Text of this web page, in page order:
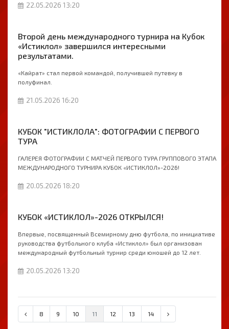
22.05.2026 13:20
Второй день международного турнира на Кубок
«Истиклол» завершился интересными
результатами.
«Кайрат» стал первой командой, получившей путевку в
полуфинал.
21.05.2026 16:20
КУБОК "ИСТИКЛОЛА": ФОТОГРАФИИ С ПЕРВОГО
ТУРА
ГАЛЕРЕЯ ФОТОГРАФИИ С МАТЧЕЙ ПЕРВОГО ТУРА ГРУППОВОГО ЭТАПА
МЕЖДУНАРОДНОГО ТУРНИРА КУБОК «ИСТИКЛОЛ»-2026!
20.05.2026 18:20
КУБОК «ИСТИКЛОЛ»-2026 ОТКРЫЛСЯ!
Впервые, посвященный Всемирному дню футбола, по инициативе
руководства футбольного клуба «Истиклол» был организован
международный футбольный турнир среди юношей до 12 лет.
20.05.2026 13:20
8 9 10 11 12 13 14